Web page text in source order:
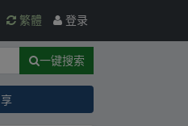
繁體 登录
一键搜索